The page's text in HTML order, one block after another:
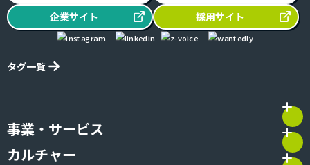
企業サイト 採用サイト
タグ一覧
事業・サービス
カルチャー